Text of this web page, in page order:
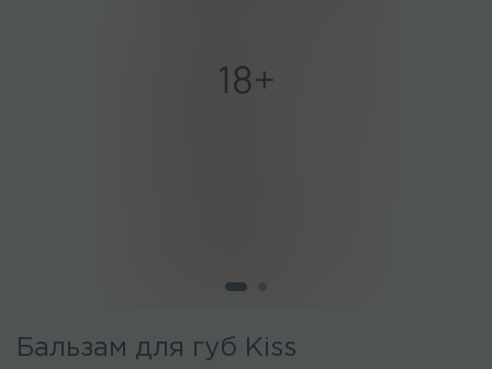
Бальзам для губ Kiss